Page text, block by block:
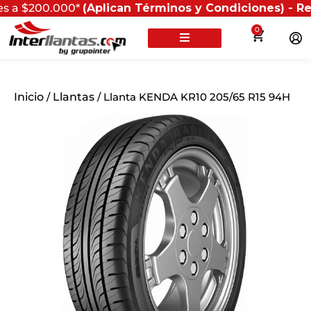
(Aplican Términos y Condiciones) -
0
Inicio / Llantas / Llanta KENDA KR10 205/65 R15 94H